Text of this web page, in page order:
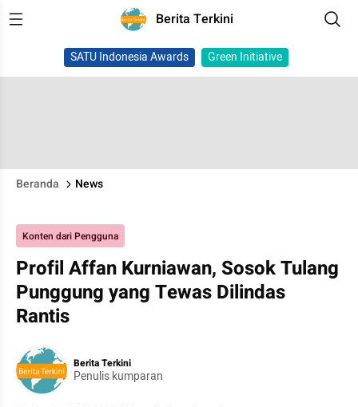
Berita Terkini
SATU Indonesia Awards Green Initiative
Beranda News
Konten dari Pengguna
Profil Affan Kurniawan, Sosok Tulang
Punggung yang Tewas Dilindas
Rantis
Berita Terkini
Penulis kumparan